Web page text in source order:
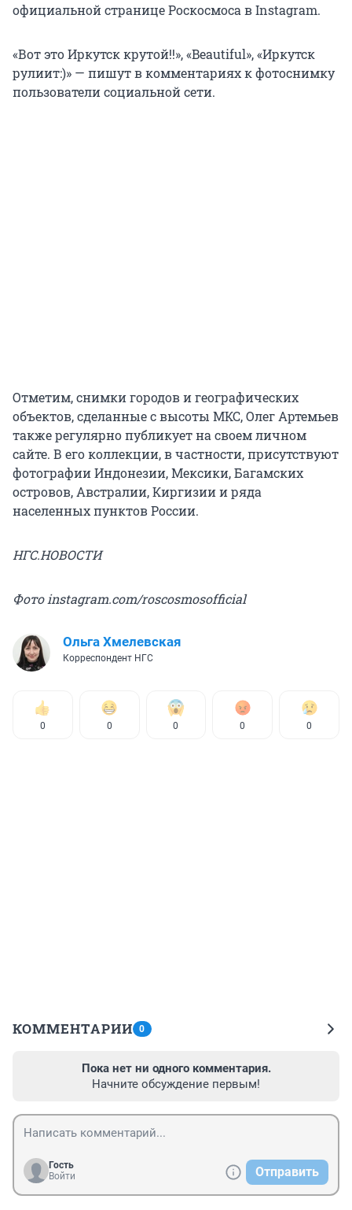
официальной странице Роскосмоса в Instagram.
«Вот это Иркутск крутой!!», «Beautiful», «Иркутск
рулиит:)» — пишут в комментариях к фотоснимку
пользователи социальной сети.
Отметим, снимки городов и географических
объектов, сделанные с высоты МКС, Олег Артемьев
также регулярно публикует на своем личном
сайте. В его коллекции, в частности, присутствуют
фотографии Индонезии, Мексики, Багамских
островов, Австралии, Киргизии и ряда
населенных пунктов России.
НГС.НОВОСТИ
Фото instagram.com/roscosmosofficial
Ольга Хмелевская
Корреспондент НГС
0 0 0 0 0
КОММЕНТАРИИ 0
Пока нет ни одного комментария.
Начните обсуждение первым!
Гость
Войти
Отправить